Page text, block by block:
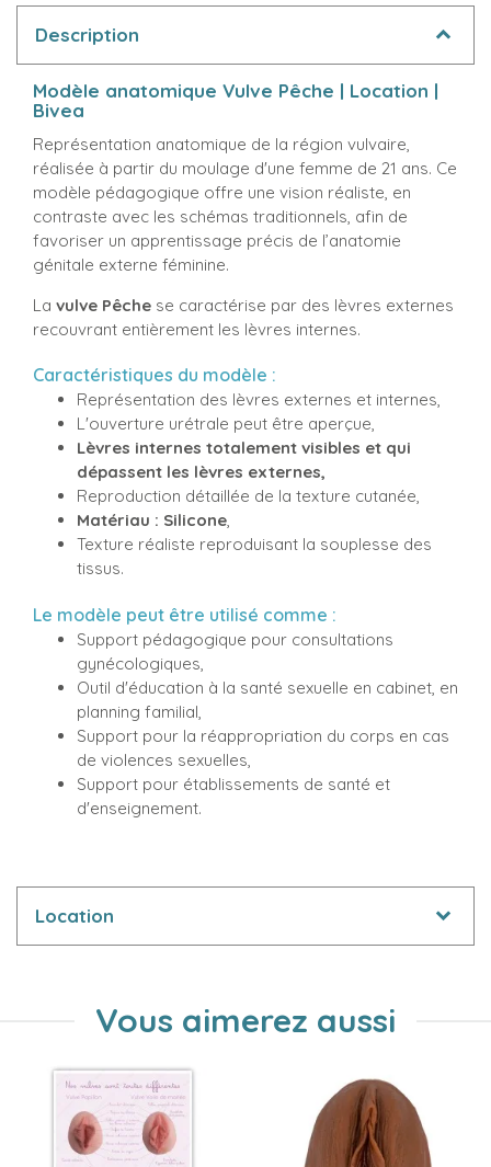
Description
Modèle anatomique Vulve Pêche | Location |
Bivea
Représentation anatomique de la région vulvaire,
réalisée à partir du moulage d'une femme de 21 ans. Ce
modèle pédagogique offre une vision réaliste, en
contraste avec les schémas traditionnels, afin de
favoriser un apprentissage précis de l’anatomie
génitale externe féminine.
La vulve Pêche se caractérise par des lèvres externes
recouvrant entièrement les lèvres internes.
Caractéristiques du modèle :
Représentation des lèvres externes et internes,
L'ouverture urétrale peut être aperçue,
Lèvres internes totalement visibles et qui
dépassent les lèvres externes,
Reproduction détaillée de la texture cutanée,
Matériau : Silicone,
Texture réaliste reproduisant la souplesse des
tissus.
Le modèle peut être utilisé comme :
Support pédagogique pour consultations
gynécologiques,
Outil d'éducation à la santé sexuelle en cabinet, en
planning familial,
Support pour la réappropriation du corps en cas
de violences sexuelles,
Support pour établissements de santé et
d'enseignement.
Location
Vous aimerez aussi